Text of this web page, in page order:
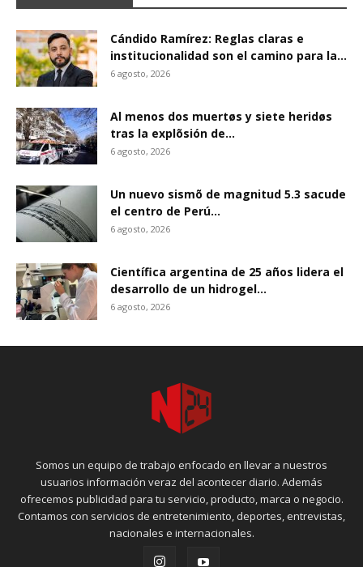
Cándido Ramírez: Reglas claras e
institucionalidad son el camino para la...
6 agosto, 2026
Al menos dos muertøs y siete heridøs
tras la explõsión de...
6 agosto, 2026
Un nuevo sismõ de magnitud 5.3 sacude
el centro de Perú...
6 agosto, 2026
Científica argentina de 25 años lidera el
desarrollo de un hidrogel...
6 agosto, 2026
Somos un equipo de trabajo enfocado en llevar a nuestros
usuarios información veraz del acontecer diario. Además
ofrecemos publicidad para tu servicio, producto, marca o negocio.
Contamos con servicios de entretenimiento, deportes, entrevistas,
nacionales e internacionales.